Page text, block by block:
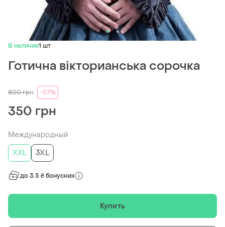
В наличии1 шт
Готична вікторианська сорочка
800грн -57%
350 грн
Международный
XXL
3XL
до 3.5 ₴ бонусних
Купить